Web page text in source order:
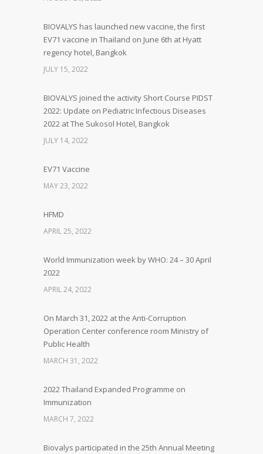
BIOVALYS has launched new vaccine, the first
EV71 vaccine in Thailand on June 6th at Hyatt
regency hotel, Bangkok
JULY 15, 2022
BIOVALYS joined the activity Short Course PIDST
2022: Update on Pediatric Infectious Diseases
2022 at The Sukosol Hotel, Bangkok
JULY 14, 2022
EV71 Vaccine
MAY 23, 2022
HFMD
APRIL 25, 2022
World Immunization week by WHO: 24 – 30 April
2022
APRIL 24, 2022
On March 31, 2022 at the Anti-Corruption
Operation Center conference room Ministry of
Public Health
MARCH 31, 2022
2022 Thailand Expanded Programme on
Immunization
MARCH 7, 2022
Biovalys participated in the 25th Annual Meeting